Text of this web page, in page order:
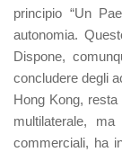
principio “Un
autonomia.
Dispone,
concludere degli
Hong Kong,
multilaterale,
commerciali, ha